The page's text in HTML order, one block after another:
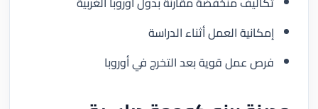
إمكانية العمل أثناء الدراسة
فرص عمل قوية بعد التخرج في أوروبا